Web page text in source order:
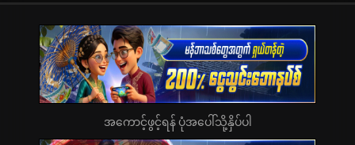
အကောင့်ဖွင့်ရန် ပုံအပေါ်သို့နှိပ်ပါ